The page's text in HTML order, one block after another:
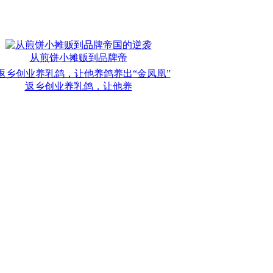
从煎饼小摊贩到品牌帝
返乡创业养乳鸽，让他养